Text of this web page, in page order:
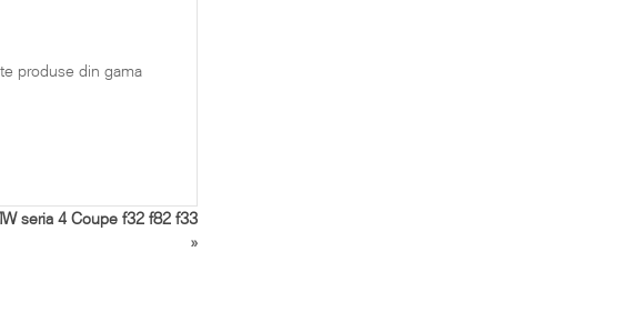
produse din gama
seria 4 Coupe f32 f82 f33
»